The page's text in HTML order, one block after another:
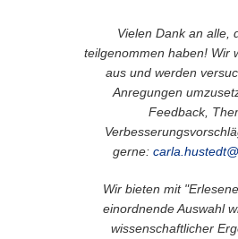
Vielen Dank an alle,
teilgenommen haben! Wir
aus und werden
Anregungen
Feedback,
gerne:
Wir bieten mit
einordnende Auswahl
wissenschaftlicher